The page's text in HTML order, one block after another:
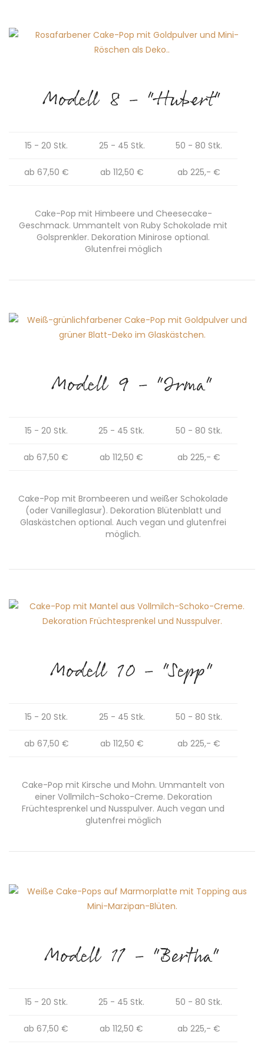
Modell 8 - "Hubert"
15 - 20 Stk. 25 - 45 Stk. 50 - 80 Stk.
ab 67,50 € ab 112,50 € ab 225,- €
Cake-Pop mit Himbeere und Cheesecake-
Geschmack. Ummantelt von Ruby Schokolade mit
Golsprenkler. Dekoration Minirose optional.
Glutenfrei möglich
Modell 9 - "Irma"
15 - 20 Stk. 25 - 45 Stk. 50 - 80 Stk.
ab 67,50 € ab 112,50 € ab 225,- €
Cake-Pop mit Brombeeren und weißer Schokolade
(oder Vanilleglasur). Dekoration Blütenblatt und
Glaskästchen optional. Auch vegan und glutenfrei
möglich.
Modell 10 - "Sepp"
15 - 20 Stk. 25 - 45 Stk. 50 - 80 Stk.
ab 67,50 € ab 112,50 € ab 225,- €
Cake-Pop mit Kirsche und Mohn. Ummantelt von
einer Vollmilch-Schoko-Creme. Dekoration
Früchtesprenkel und Nusspulver. Auch vegan und
glutenfrei möglich
Modell 11 - "Bertha"
15 - 20 Stk. 25 - 45 Stk. 50 - 80 Stk.
ab 67,50 € ab 112,50 € ab 225,- €